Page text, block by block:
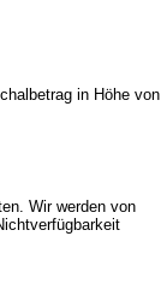
in Höhe von
Wir werden von